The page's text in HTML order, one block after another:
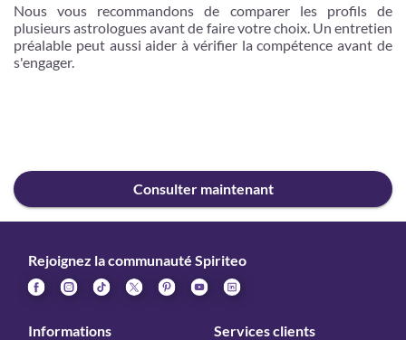
Nous vous recommandons de comparer les profils de
plusieurs astrologues avant de faire votre choix. Un entretien
préalable peut aussi aider à vérifier la compétence avant de
s'engager.
Consulter maintenant
Rejoignez la communauté Spiriteo
Informations Services clients